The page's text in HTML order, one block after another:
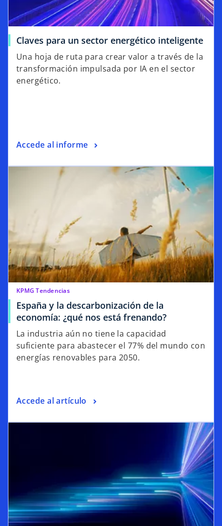
Claves para un sector energético inteligente
Una hoja de ruta para crear valor a través de la
transformación impulsada por IA en el sector
energético.
Accede al informe
KPMG Tendencias
España y la descarbonización de la
economía: ¿qué nos está frenando?
La industria aún no tiene la capacidad
suficiente para abastecer el 77% del mundo con
energías renovables para 2050.
Accede al artículo